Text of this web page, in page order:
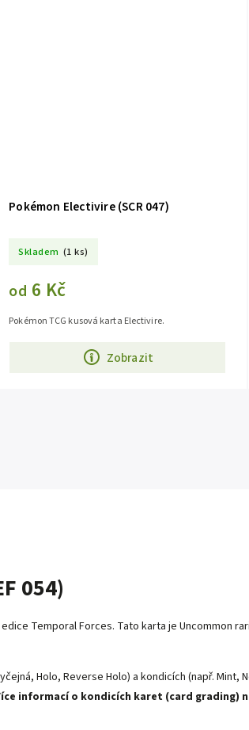
Pokémon Electivire (SCR 047)
Skladem (1 ks)
od 6 Kč
Zobrazit
Pokémon TCG kusová karta Electivire.
054)
Temporal Forces. Tato karta je Uncommon
Holo, Reverse Holo) a kondicích (např. Mint,
informací o kondicích karet (card grading)